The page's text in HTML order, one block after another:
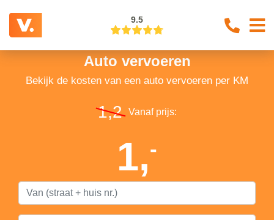
9.5
Auto vervoeren
Bekijk de kosten van een auto vervoeren per KM
1,2 Vanaf prijs:
1,-